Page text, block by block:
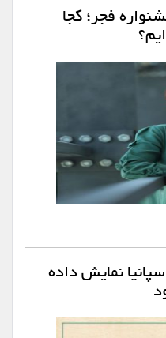
فجر؛ کجا
نمایش داده